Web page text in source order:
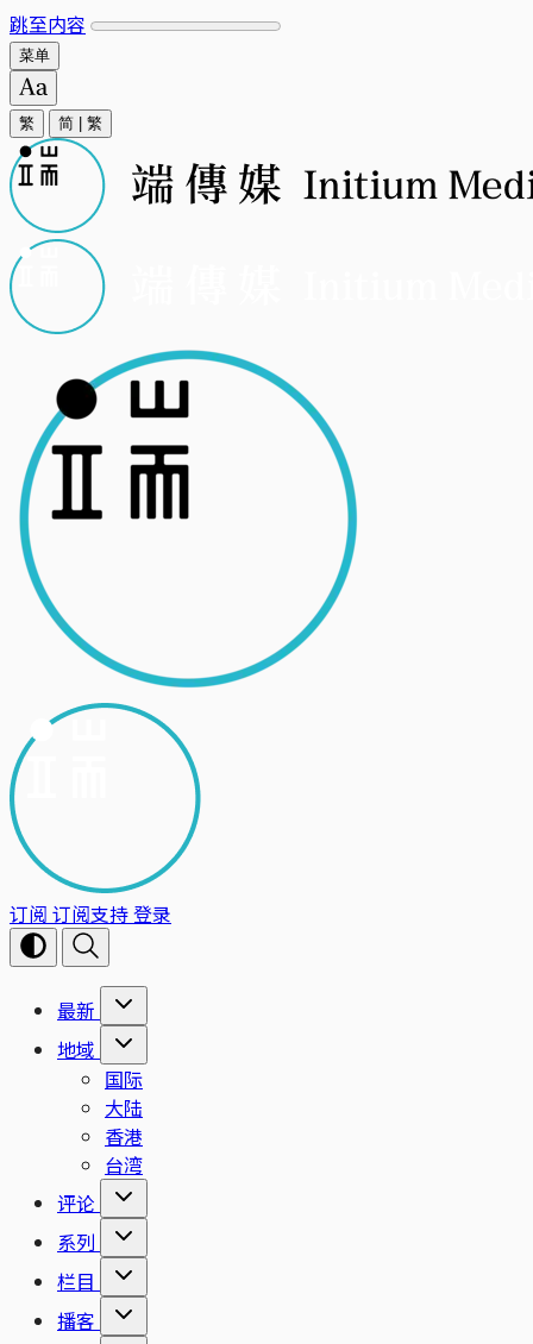
跳至内容
菜单
繁 简 繁
订阅 订阅支持登录
最新
地域
国际
大陆
香港
台湾
评论
系列
栏目
播客